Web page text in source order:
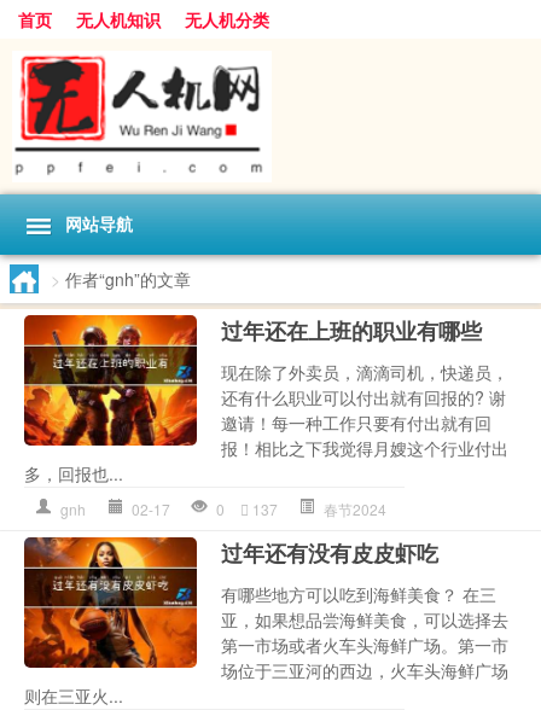
首页 无人机知识 无人机分类
网站导航
> 作者“gnh”的文章
过年还在上班的职业有哪些
现在除了外卖员，滴滴司机，快递员，
还有什么职业可以付出就有回报的? 谢
邀请！每一种工作只要有付出就有回
报！相比之下我觉得月嫂这个行业付出
多，回报也...
gnh 02-17 0 137 春节2024
过年还有没有皮皮虾吃
有哪些地方可以吃到海鲜美食？ 在三
亚，如果想品尝海鲜美食，可以选择去
第一市场或者火车头海鲜广场。第一市
场位于三亚河的西边，火车头海鲜广场
则在三亚火...